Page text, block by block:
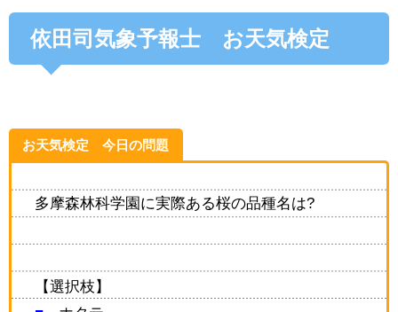
依田司気象予報士 お天気検定
お天気検定 今日の問題
多摩森林科学園に実際ある桜の品種名は?
【選択枝】